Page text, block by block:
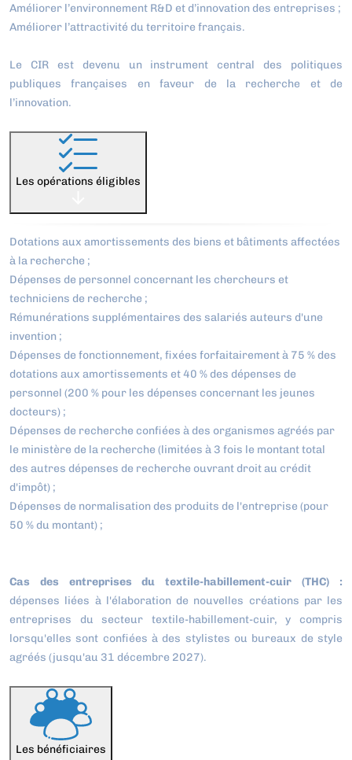
Améliorer l’environnement R&D et d’innovation des entreprises ;
Améliorer l’attractivité du territoire français.
Le CIR est devenu un instrument central des politiques
publiques françaises en faveur de la recherche et de
l’innovation.
Les opérations éligibles
Dotations aux amortissements des biens et bâtiments affectées
à la recherche ;
Dépenses de personnel concernant les chercheurs et
techniciens de recherche ;
Rémunérations supplémentaires des salariés auteurs d'une
invention ;
Dépenses de fonctionnement, fixées forfaitairement à 75 % des
dotations aux amortissements et 40 % des dépenses de
personnel (200 % pour les dépenses concernant les jeunes
docteurs) ;
Dépenses de recherche confiées à des organismes agréés par
le ministère de la recherche (limitées à 3 fois le montant total
des autres dépenses de recherche ouvrant droit au crédit
d'impôt) ;
Dépenses de normalisation des produits de l'entreprise (pour
50 % du montant) ;
Cas des entreprises du textile-habillement-cuir (THC) :
dépenses liées à l'élaboration de nouvelles créations par les
entreprises du secteur textile-habillement-cuir, y compris
lorsqu'elles sont confiées à des stylistes ou bureaux de style
agréés (jusqu'au 31 décembre 2027).
Les bénéficiaires